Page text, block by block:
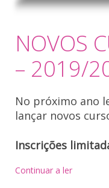
NOVOS
– 2019/
No próximo ano
lançar novos
Inscrições
Continuar a ler